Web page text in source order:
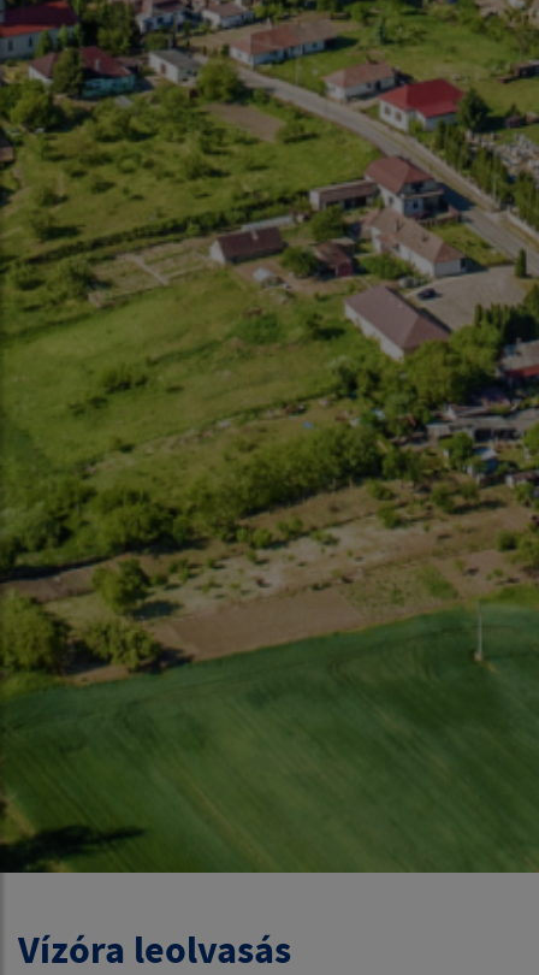
Vízóra leolvasás